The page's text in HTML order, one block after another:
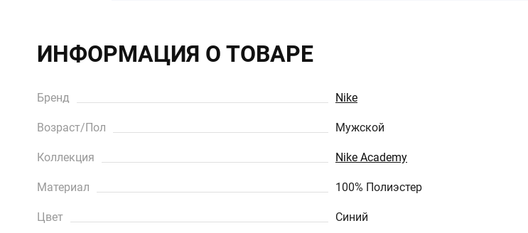
ИНФОРМАЦИЯ О ТОВАРЕ
Бренд Nike
Возраст/Пол Мужской
Коллекция Nike Academy
Материал 100% Полиэстер
Цвет Синий